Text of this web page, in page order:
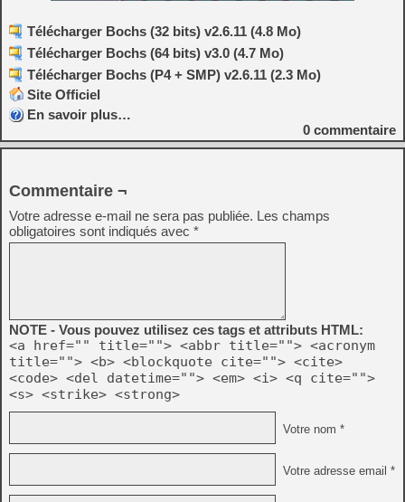
Télécharger Bochs (32 bits) v2.6.11 (4.8 Mo)
Télécharger Bochs (64 bits) v3.0 (4.7 Mo)
Télécharger Bochs (P4 + SMP) v2.6.11 (2.3 Mo)
Site Officiel
En savoir plus…
0 commentaire
Commentaire ¬
Votre adresse e-mail ne sera pas publiée. Les champs
obligatoires sont indiqués avec *
NOTE - Vous pouvez utilisez ces tags et attributs HTML:
<a href="" title=""> <abbr title=""> <acronym
title=""> <b> <blockquote cite=""> <cite>
<code> <del datetime=""> <em> <i> <q cite="">
<s> <strike> <strong>
Votre nom *
Votre adresse email *